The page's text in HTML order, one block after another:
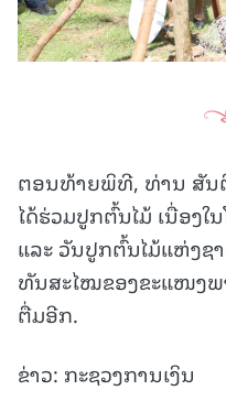
ຕອນທ້າຍພິທີ, ທ່ານ ສັ
ໄດ້ຮ່ວມປູກຕົ້ນໄມ້ ເນື່ອງ
ແລະ ວັນປູກຕົ້ນໄມ້ແຫ່ງຊ
ທັນສະໄໝຂອງຂະແໜງ
ຕື່ມອີກ.
ຂ່າວ: ກະຊວງການເງິນ